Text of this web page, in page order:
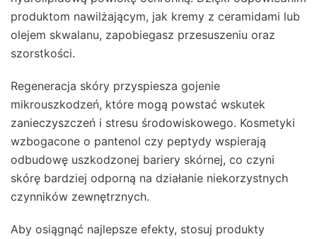
produktom nawilżającym, jak kremy z ceramidami lub
olejem skwalanu, zapobiegasz przesuszeniu oraz
szorstkości.
Regeneracja skóry przyspiesza gojenie
mikrouszkodzeń, które mogą powstać wskutek
zanieczyszczeń i stresu środowiskowego. Kosmetyki
wzbogacone o pantenol czy peptydy wspierają
odbudowę uszkodzonej bariery skórnej, co czyni
skórę bardziej odporną na działanie niekorzystnych
czynników zewnętrznych.
Aby osiągnąć najlepsze efekty, stosuj produkty